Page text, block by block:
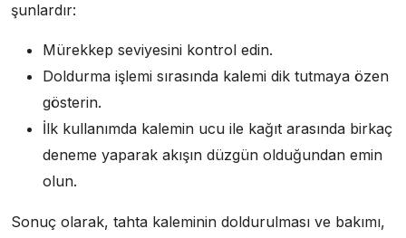
şunlardır:
Mürekkep seviyesini kontrol edin.
Doldurma işlemi sırasında kalemi dik tutmaya özen
gösterin.
İlk kullanımda kalemin ucu ile kağıt arasında birkaç
deneme yaparak akışın düzgün olduğundan emin
olun.
Sonuç olarak, tahta kaleminin doldurulması ve bakımı,